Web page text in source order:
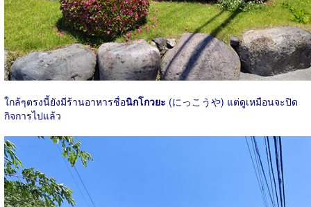
ใกล้ๆตรงนี้ยังมีร้านอาหารชื่อนิกโกวยะ (にっこうや) แต่ดูเหมือนจะปิด
กิจการไปแล้ว